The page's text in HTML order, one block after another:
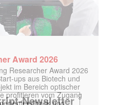
Award 2026
Researcher Award 2026
ups aus Biotech und
im Bereich optischer
profitieren vom Zugang